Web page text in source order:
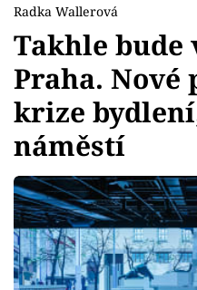
Témata
Bydlení
Zahrada
Design
Sledujte prima+
Radka Wallerová
Takhle bude
Praha. Nové
krize
náměstí